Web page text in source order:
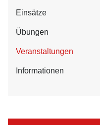
Einsätze
Übungen
Veranstaltungen
Informationen